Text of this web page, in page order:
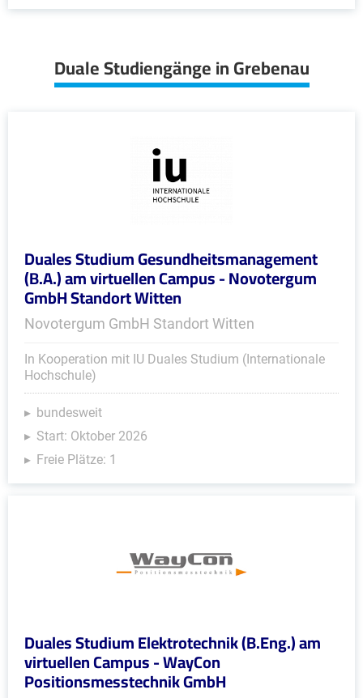
Duale Studiengänge in Grebenau
Duales Studium Gesundheitsmanagement
(B.A.) am virtuellen Campus - Novotergum
GmbH Standort Witten
Novotergum GmbH Standort Witten
In Kooperation mit IU Duales Studium (Internationale
Hochschule)
bundesweit
Start: Oktober 2026
Freie Plätze: 1
Duales Studium Elektrotechnik (B.Eng.) am
virtuellen Campus - WayCon
Positionsmesstechnik GmbH